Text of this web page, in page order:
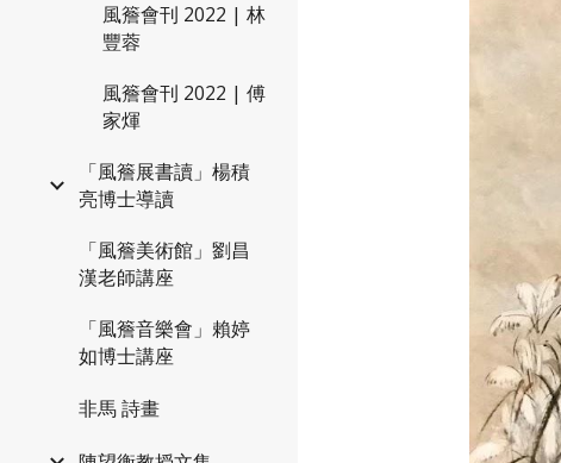
風簷會刊 2022 | 林
豐蓉
風簷會刊 2022 | 傅
家煇
「風簷展書讀」楊積
亮博士導讀
「風簷美術館」劉昌
漢老師講座
「風簷音樂會」賴婷
如博士講座
非馬 詩畫